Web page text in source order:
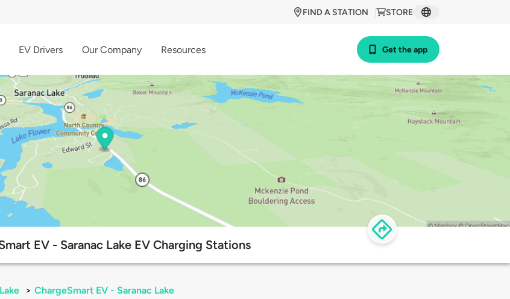
STORE
FIND A STATION
EV Drivers Our Company Resources Get the app
EV - Saranac Lake EV Charging Stations
> ChargeSmart EV - Saranac Lake